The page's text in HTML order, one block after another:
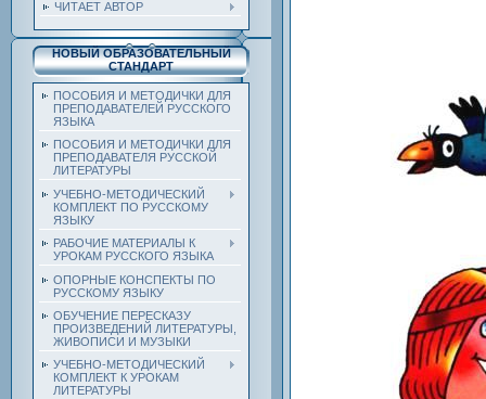
ЧИТАЕТ АВТОР
НОВЫЙ ОБРАЗОВАТЕЛЬНЫЙ
СТАНДАРТ
ПОСОБИЯ И МЕТОДИЧКИ ДЛЯ
ПРЕПОДАВАТЕЛЕЙ РУССКОГО
ЯЗЫКА
ПОСОБИЯ И МЕТОДИЧКИ ДЛЯ
ПРЕПОДАВАТЕЛЯ РУССКОЙ
ЛИТЕРАТУРЫ
УЧЕБНО-МЕТОДИЧЕСКИЙ
КОМПЛЕКТ ПО РУССКОМУ
ЯЗЫКУ
РАБОЧИЕ МАТЕРИАЛЫ К
УРОКАМ РУССКОГО ЯЗЫКА
ОПОРНЫЕ КОНСПЕКТЫ ПО
РУССКОМУ ЯЗЫКУ
ОБУЧЕНИЕ ПЕРЕСКАЗУ
ПРОИЗВЕДЕНИЙ ЛИТЕРАТУРЫ,
ЖИВОПИСИ И МУЗЫКИ
УЧЕБНО-МЕТОДИЧЕСКИЙ
КОМПЛЕКТ К УРОКАМ
ЛИТЕРАТУРЫ